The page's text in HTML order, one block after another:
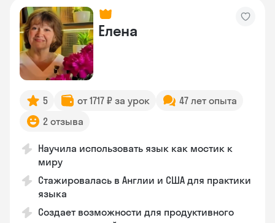
Елена
5 от 1717 ₽ за урок
47 лет опыта
2 отзыва
Научила использовать язык как мостик к
миру
Стажировалась в Англии и США для практики
языка
Создает возможности для продуктивного